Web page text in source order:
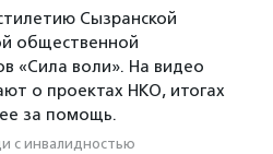
Сызранской
общественной
«Сила воли». На видео
о проектах НКО, итогах
за помощь.
с инвалидностью